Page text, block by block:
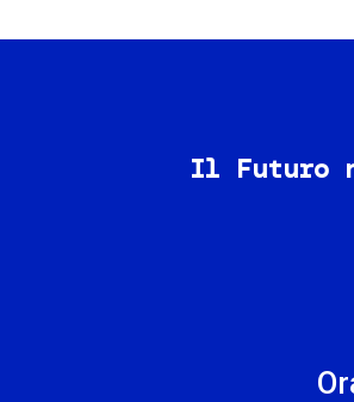
Il Futuro